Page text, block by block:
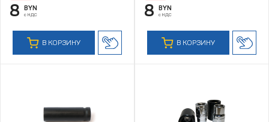
8 BYN
с НДС
В КОРЗИНУ
8 BYN
с НДС
В КОРЗИНУ